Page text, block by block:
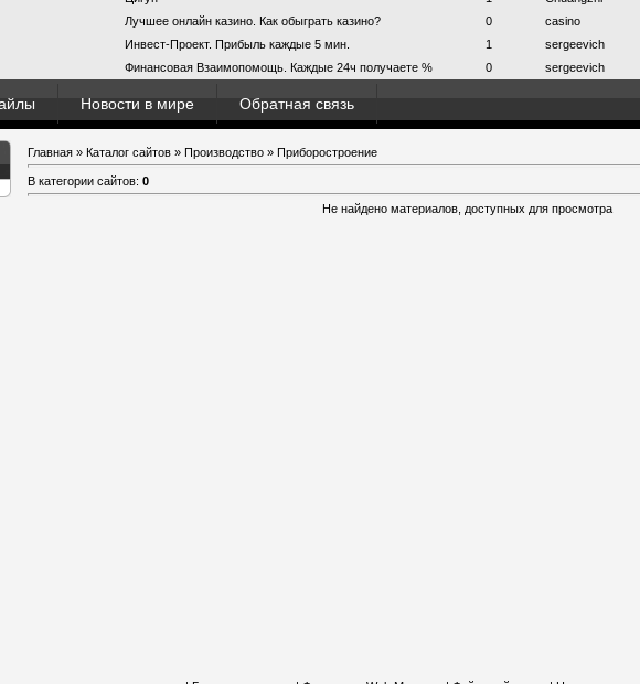
Лучшее онлайн казино. Как обыграть казино? 0
casino
Инвест-Проект. Прибыль каждые 5 мин. 1
sergeevich
Финансовая Взаимопомощь. Каждые 24ч получаете % 0 sergeevich
Новости в мире Обратная связь
Главная » Каталог сайтов » Производство » Приборостроение
В категории сайтов: 0
Не найдено материалов, доступных для просмотра